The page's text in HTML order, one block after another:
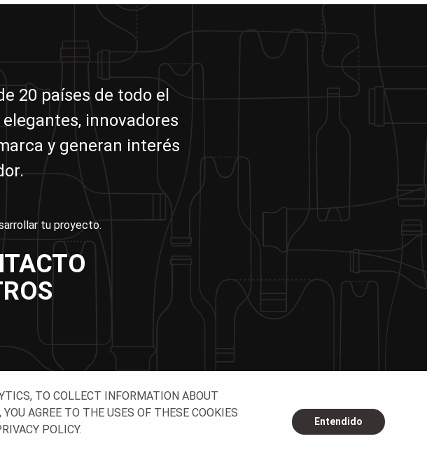
20 países de todo el
innovadores
y generan interés
tu proyecto.
TO COLLECT INFORMATION ABOUT
AGREE TO THE USES OF THESE COOKIES
POLICY.
Entendido